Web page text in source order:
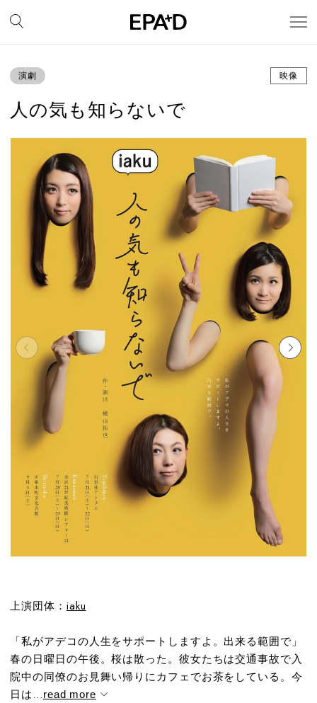
演劇 映像
人の気も知らないで
上演団体： iaku
「私がアデコの人生をサポートしますよ。出来る範囲で」
春の日曜日の午後。桜は散った。彼女たちは交通事故で入
院中の同僚のお見舞い帰りにカフェでお茶をしている。今
日は...read more